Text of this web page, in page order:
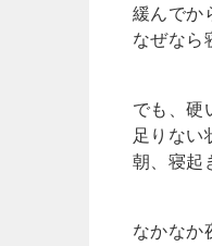
緩んでか
なぜなら
でも、硬
足りない
朝、寝起
なかなか